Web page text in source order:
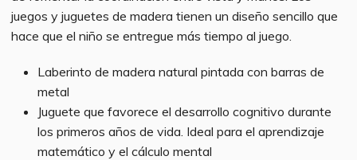
juegos y juguetes de madera tienen un diseño sencillo que
hace que el niño se entregue más tiempo al juego.
Laberinto de madera natural pintada con barras de
metal
Juguete que favorece el desarrollo cognitivo durante
los primeros años de vida. Ideal para el aprendizaje
matemático y el cálculo mental